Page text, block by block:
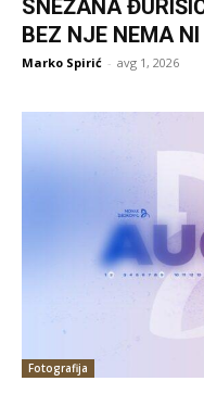
SNEŽANA
BEZ NJE NEMA NI
Marko Spirić - avg 1, 2026
Fotografija